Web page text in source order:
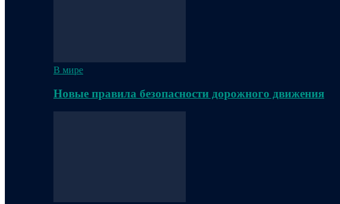
В мире
Новые правила безопасности дорожного движения